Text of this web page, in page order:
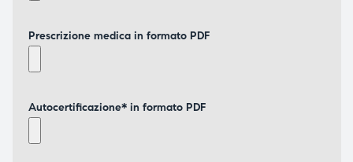
Prescrizione medica in formato PDF
Autocertificazione* in formato PDF